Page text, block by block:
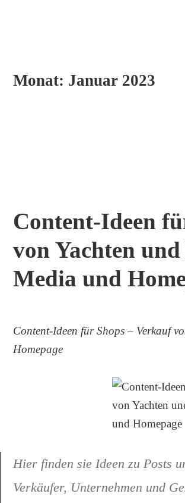
Monat: Januar 2023
Content-Ideen
von Yachten
Media und
Content-Ideen für Shops – Verkauf
Homepage
Hier finden sie Ideen zu Posts
Verkäufer, Unternehmen und